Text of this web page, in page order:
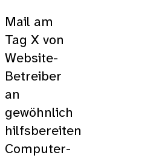
Mail am
Tag X von
Website-
Betreiber
an
gewöhnlich
hilfsbereiten
Computer-